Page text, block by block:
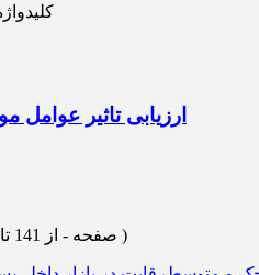
ارزیابی تاثیر
(‎22 صفحه - )